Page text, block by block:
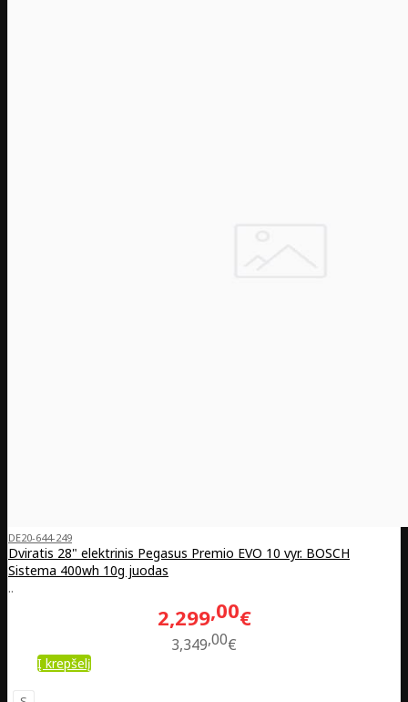
DE20-644-249
Dviratis 28" elektrinis Pegasus Premio EVO 10 vyr. BOSCH
Sistema 400wh 10g juodas
..
2,299 00€
3,349 00€
Į krepšelį